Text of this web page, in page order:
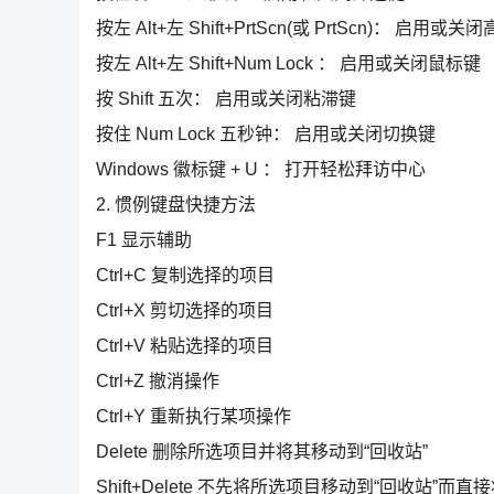
按左 Alt+左 Shift+PrtScn(或 PrtScn)： 启用或关闭
按左 Alt+左 Shift+Num Lock ： 启用或关闭鼠标键
按 Shift 五次： 启用或关闭粘滞键
按住 Num Lock 五秒钟： 启用或关闭切换键
Windows 徽标键 + U ： 打开轻松拜访中心
2. 惯例键盘快捷方法
F1 显示辅助
Ctrl+C 复制选择的项目
Ctrl+X 剪切选择的项目
Ctrl+V 粘贴选择的项目
Ctrl+Z 撤消操作
Ctrl+Y 重新执行某项操作
Delete 删除所选项目并将其移动到“回收站”
Shift+Delete 不先将所选项目移动到“回收站”而直